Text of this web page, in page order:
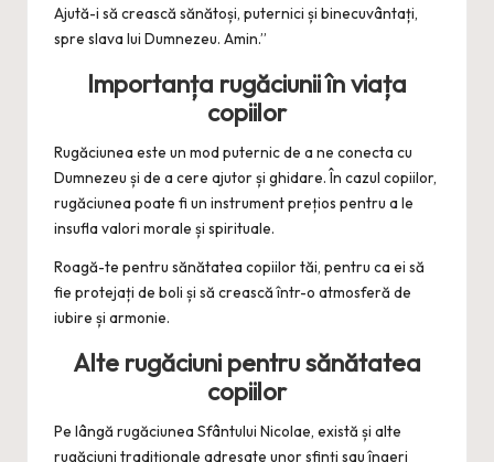
Ajută-i să crească sănătoși, puternici și binecuvântați,
spre slava lui Dumnezeu. Amin.”
Importanța rugăciunii în viața
copiilor
Rugăciunea este un mod puternic de a ne conecta cu
Dumnezeu și de a cere ajutor și ghidare. În cazul copiilor,
rugăciunea poate fi un instrument prețios pentru a le
insufla valori morale și spirituale.
Roagă-te pentru sănătatea copiilor tăi, pentru ca ei să
fie protejați de boli și să crească într-o atmosferă de
iubire și armonie.
Alte rugăciuni pentru sănătatea
copiilor
Pe lângă rugăciunea Sfântului Nicolae, există și alte
rugăciuni tradiționale adresate unor sfinți sau îngeri